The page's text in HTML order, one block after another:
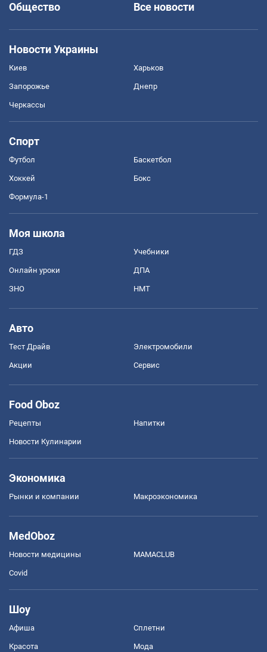
Общество
Все новости
Новости Украины
Киев Харьков
Запорожье Днепр
Черкассы
Спорт
Футбол Баскетбол
Хоккей Бокс
Формула-1
Моя школа
ГДЗ Учебники
Онлайн уроки ДПА
ЗНО НМТ
Авто
Тест Драйв Электромобили
Акции Сервис
Food Oboz
Рецепты Напитки
Новости Кулинарии
Экономика
Рынки и компании Mакроэкономика
MedOboz
Новости медицины MAMACLUB
Covid
Шоу
Афиша Сплетни
Красота Мода